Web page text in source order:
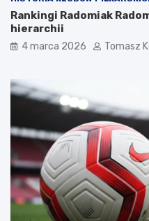
Rankingi Radomiak
hierarchii
4 marca 2026 Tomasz